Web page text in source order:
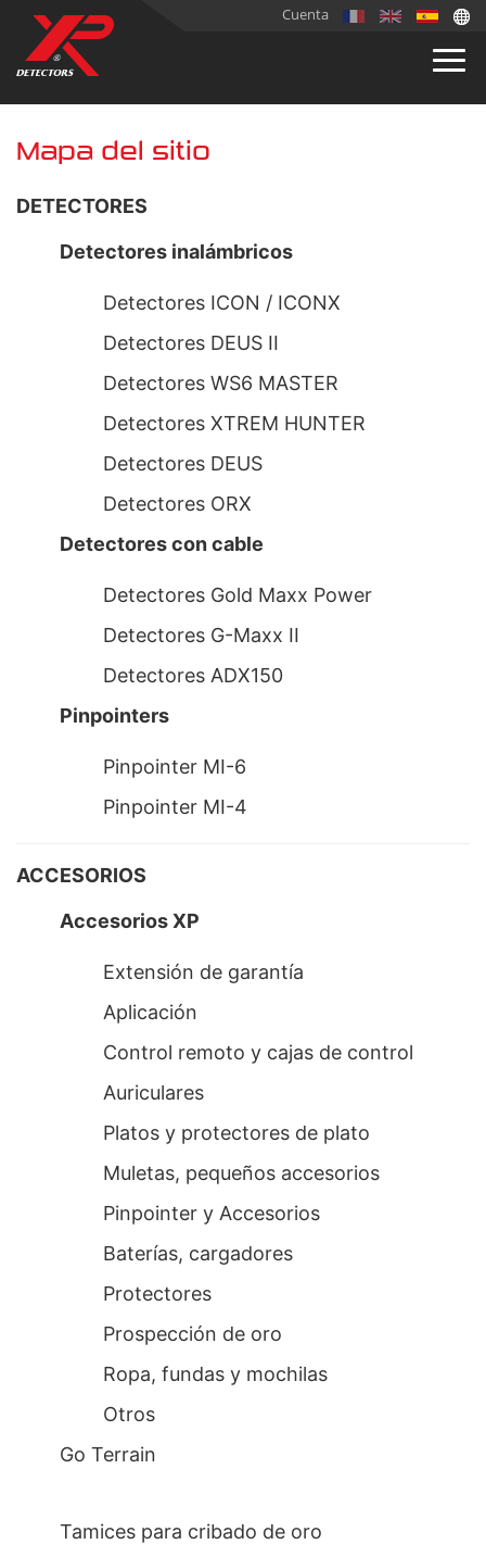
Cuenta
Mapa del sitio
DETECTORES
Detectores inalámbricos
Detectores ICON / ICONX
Detectores DEUS II
Detectores WS6 MASTER
Detectores XTREM HUNTER
Detectores DEUS
Detectores ORX
Detectores con cable
Detectores Gold Maxx Power
Detectores G-Maxx II
Detectores ADX150
Pinpointers
Pinpointer MI-6
Pinpointer MI-4
ACCESORIOS
Accesorios XP
Extensión de garantía
Aplicación
Control remoto y cajas de control
Auriculares
Platos y protectores de plato
Muletas, pequeños accesorios
Pinpointer y Accesorios
Baterías, cargadores
Protectores
Prospección de oro
Ropa, fundas y mochilas
Otros
Go Terrain
Tamices para cribado de oro